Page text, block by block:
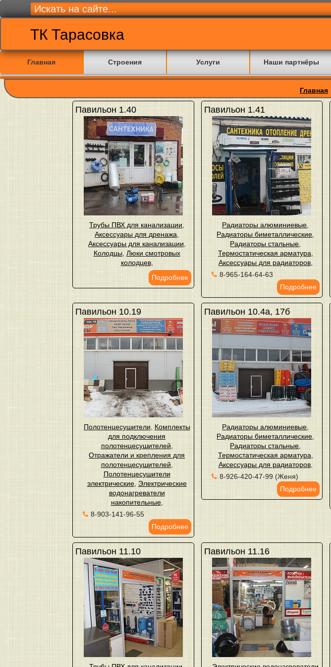
ТК Тарасовка
Главная Строения Услуги Наши партнёры
Главная
Павильон 1.40
Трубы ПВХ для канализации
Аксессуары для дренажа
Аксессуары для канализации
Колодцы, Люки смотровых
колодцев,
Подробнее
Павильон 1.41
Радиаторы алюминиевые
Радиаторы биметаллические
Радиаторы стальные
Термостатическая арматура
Аксессуары для радиаторов,
8-965-164-64-63
Подробнее
Павильон 10.19
Полотенцесушители
Комплекты
для подключения
полотенцесушителей
Отражатели и крепления для
полотенцесушителей
Полотенцесушители
электрические, Электрические
водонагреватели
накопительные,
8-903-141-96-55
Подробнее
Павильон 10.4а, 17б
Радиаторы алюминиевые
Радиаторы биметаллические
Радиаторы стальные
Термостатическая арматура
Аксессуары для радиаторов,
8-926-420-47-99 (Женя)
Подробнее
Павильон 11.10 Павильон 11.16